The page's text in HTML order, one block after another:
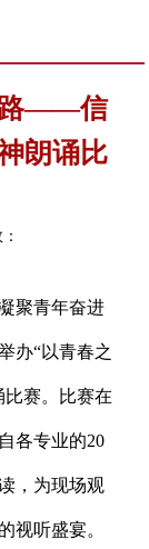
路——信
朗诵比
聚青年奋进
办“以青春之
比赛。比赛在
各专业的20
，为现场观
视听盛宴。